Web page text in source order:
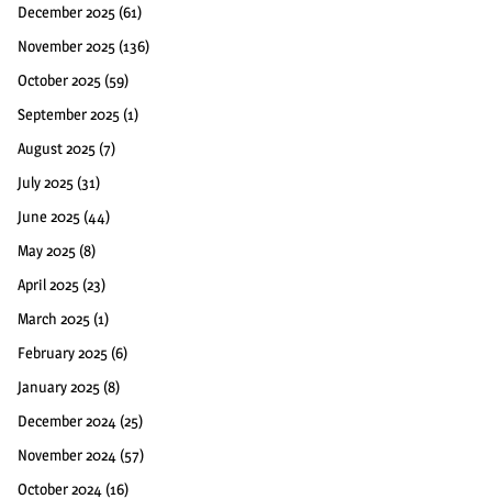
December 2025 (61)
November 2025 (136)
October 2025 (59)
September 2025 (1)
August 2025 (7)
July 2025 (31)
June 2025 (44)
May 2025 (8)
April 2025 (23)
March 2025 (1)
February 2025 (6)
January 2025 (8)
December 2024 (25)
November 2024 (57)
October 2024 (16)